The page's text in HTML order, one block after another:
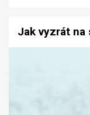
Jak vyzrát na